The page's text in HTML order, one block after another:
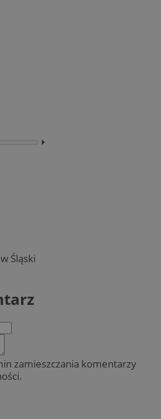
⏵︎
Śląski
zamieszczania komentarzy